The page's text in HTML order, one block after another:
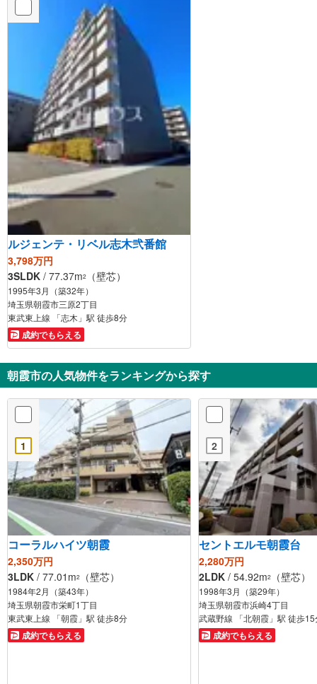
ルジェンテ・リベル志木弐番館
3,798万円
3SLDK / 77.37m2 （壁芯）
1995年3月（築32年）
埼玉県朝霞市三原2丁目
東武東上線 「志木」駅 徒歩8分
成約でもらえる
朝霞市の人気物件をランキングから探す
1
コーラルハイツ朝霞
2,350万円
3LDK / 77.01m2 （壁芯）
1984年2月（築43年）
埼玉県朝霞市栄町1丁目
東武東上線 「朝霞」駅 徒歩8分
成約でもらえる
2
セントエルモ朝霞台
2,280万円
2LDK / 54.92m2 （壁芯）
1998年3月（築29年）
埼玉県朝霞市浜崎4丁目
武蔵野線 「北朝霞」駅 徒歩15
成約でもらえる